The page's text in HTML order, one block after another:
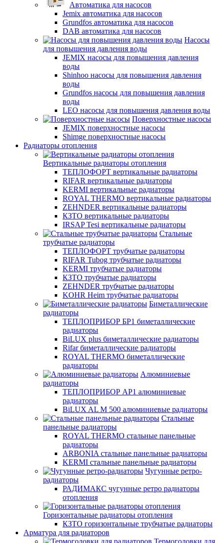
Автоматика для насосов
Jemix автоматика для насосов
Grundfos автоматика для насосов
DAB автоматика для насосов
Насосы
для повышения давления воды
JEMIX насосы для повышения давления
воды
Shinhoo насосы для повышения давления
воды
Grundfos насосы для повышения давления
воды
LEO насосы для повышения давления воды
Поверхностные насосы
JEMIX поверхностные насосы
Shimge поверхностные насосы
Радиаторы отопления
Вертикальные радиаторы отопления
ТЕПЛОФОРТ вертикальные радиаторы
RIFAR вертикальные радиаторы
KERMI вертикальные радиаторы
ROYAL THERMO вертикальные радиаторы
ZEHNDER вертикальные радиаторы
КЗТО вертикальные радиаторы
IRSAP Tesi вертикальные радиаторы
Стальные
трубчатые радиаторы
ТЕПЛОФОРТ трубчатые радиаторы
RIFAR Tubog трубчатые радиаторы
KERMI трубчатые радиаторы
КЗТО трубчатые радиаторы
ZEHNDER трубчатые радиаторы
KOHR Heim трубчатые радиаторы
Биметаллические
радиаторы
ТЕПЛОПРИБОР БР1 биметаллические
радиаторы
BiLUX plus биметаллические радиаторы
Rifar биметаллические радиаторы
ROYAL THERMO биметаллические
радиаторы
Алюминиевые
радиаторы
ТЕПЛОПРИБОР АР1 алюминиевые
радиаторы
BiLUX AL M 500 алюминиевые радиаторы
Стальные
панельные радиаторы
ROYAL THERMO стальные панельные
радиаторы
ARBONIA стальные панельные радиаторы
KERMI стальные панельные радиаторы
Чугунные ретро-
радиаторы
РАДИМАКС чугунные ретро радиаторы
отопления
Горизонтальные радиаторы отопления
КЗТО горизонтальные трубчатые радиаторы
Арматура для радиаторов
Термоголовки для